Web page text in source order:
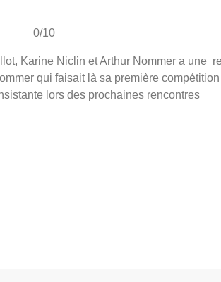
6 0/10
Karine Niclin et Arthur Nommer a
qui faisait là sa première
lors des prochaines rencontres